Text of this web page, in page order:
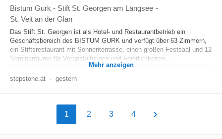
Bistum Gurk - Stift St. Georgen am Längsee -
St. Veit an der Glan
Das Stift St. Georgen ist als Hotel- und Restaurantbetrieb ein
Geschäftsbereich des BISTUM GURK und verfügt über 63 Zimmern,
ein Stiftsrestaurant mit Sonnenterrasse, einen großen Festsaal und 12
Seminarräume für Veranstaltungen und Feierlichkeiten....
Mehr anzeigen
stepstone.at - gestern
1 2 3 4